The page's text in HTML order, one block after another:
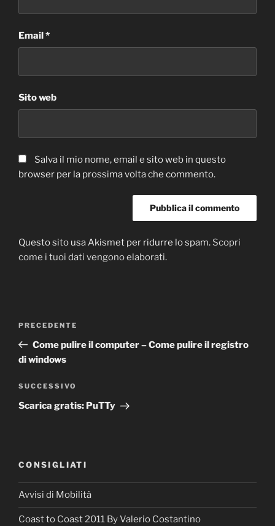
Email*
Sito web
Salva il mio nome, email e sito web in questo
browser per la prossima volta che commento.
Questo sito usa Akismet per ridurre lo spam. Scopri
come i tuoi dati vengono elaborati.
Navigazione
Articolo
precedente:
PRECEDENTE
Come pulire il computer – Come pulire il registro
di windows
Articolo
successivo
SUCCESSIVO
Scarica gratis: PuTTy
CONSIGLIATI
Avvisi di Mobilità
Coast to Coast 2011 By Valerio Costantino